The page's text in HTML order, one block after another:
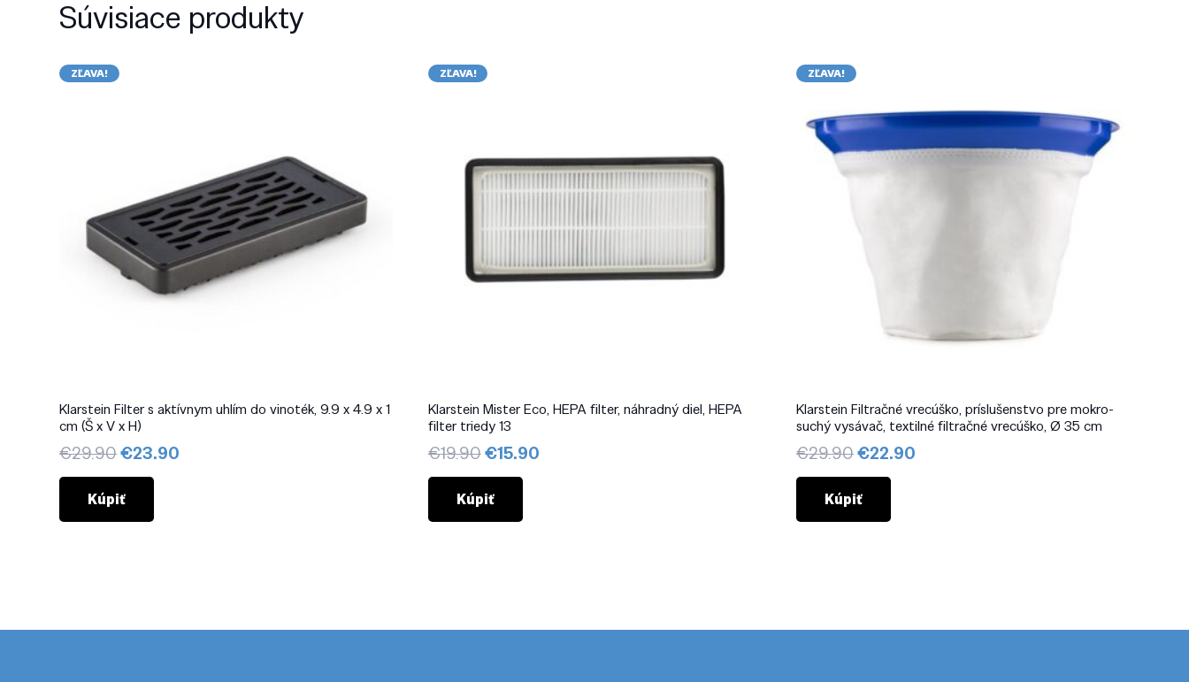
Súvisiace produkty
ZĽAVA!
Klarstein Filter s aktívnym uhlím do vinoték, 9.9 x 4.9 x 1
cm (Š x V x H)
€29.90Pôvodná
cena
bola:
€29.90.
€23.90
Kúpiť
ZĽAVA!
Klarstein Mister Eco, HEPA filter, náhradný diel, HEPA
filter triedy 13
€19.90Pôvodná
cena
bola:
€19.90.
€15.90Aktuálna
Kúpiť
ZĽAVA!
Klarstein Filtračné vrecúško, príslušenstvo pre mokro-
suchý vysávač, textilné filtračné vrecúško, Ø 35 cm
€29.90Pôvodná
cena
bola:
€29.90.
€22.90
Kúpiť